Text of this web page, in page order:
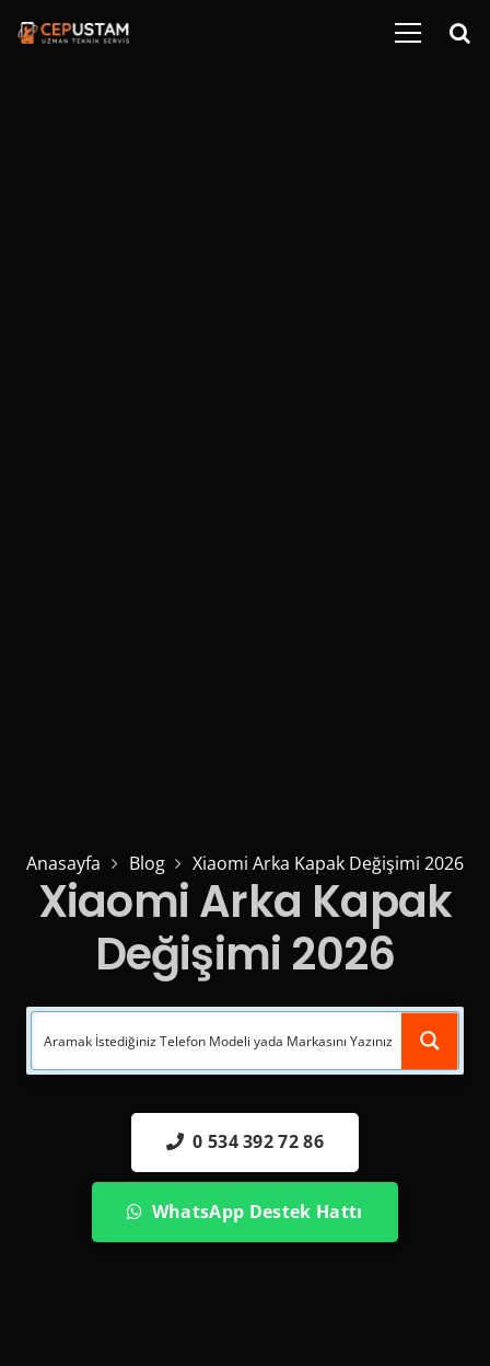
Anasayfa Blog Xiaomi Arka Kapak Değişimi 2026
Xiaomi Arka Kapak
Değişimi 2026
0 534 392 72 86
WhatsApp Destek Hattı